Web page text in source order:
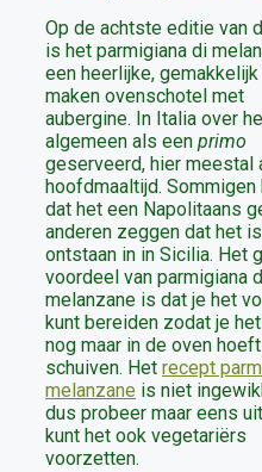
Op de achtste editie van
is het parmigiana di
een heerlijke,
maken ovenschotel met
aubergine. In Italia over
algemeen als een primo
geserveerd, hier meestal
hoofdmaaltijd. Sommigen
dat het een Napolitaans
anderen zeggen dat het is
ontstaan in in Sicilia. Het
voordeel van parmigiana
melanzane is dat je het
kunt bereiden zodat je
nog maar in de oven
schuiven. Het recept
melanzane is niet
dus probeer maar eens
kunt het ook vegetariërs
voorzetten.